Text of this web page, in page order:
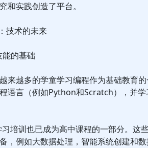
和实践创造了平台。
技术的未来
的基础
来越多的学童学习编程作为基础教育
语言（例如Python和Scratch），并
培训也已成为高中课程的一部分。这
，例如大数据处理，智能系统创建和数